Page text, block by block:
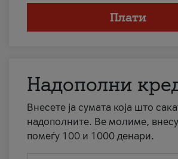
Плати
Надополни
Внесете ја сумата која што
надополните. Ве молиме,
помеѓу 100 и 1000 денари.